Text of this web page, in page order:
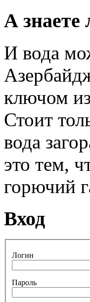
А знаете
И вода
ключом
Стоит
вода
это тем,
горючий
Вход
Логин
Пароль